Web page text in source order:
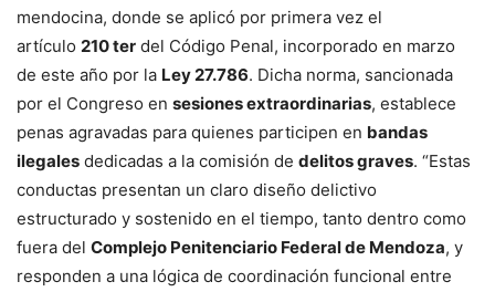
mendocina, donde se aplicó por primera vez el
artículo 210 ter del Código Penal, incorporado en marzo
de este año por la Ley 27.786. Dicha norma, sancionada
por el Congreso en sesiones extraordinarias, establece
penas agravadas para quienes participen en bandas
ilegales dedicadas a la comisión de delitos graves. “Estas
conductas presentan un claro diseño delictivo
estructurado y sostenido en el tiempo, tanto dentro como
fuera del Complejo Penitenciario Federal de Mendoza, y
responden a una lógica de coordinación funcional entre